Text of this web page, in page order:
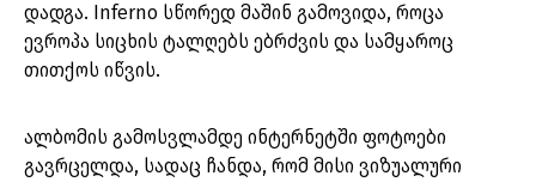
დადგა. Inferno სწორედ მაშინ გამოვიდა, როცა
ევროპა სიცხის ტალღებს ებრძვის და სამყაროც
თითქოს იწვის.
ალბომის გამოსვლამდე ინტერნეტში ფოტოები
გავრცელდა, სადაც ჩანდა, რომ მისი ვიზუალური